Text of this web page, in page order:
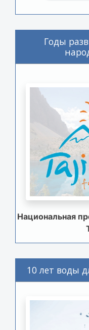
Годы
Национальная
10 лет воды